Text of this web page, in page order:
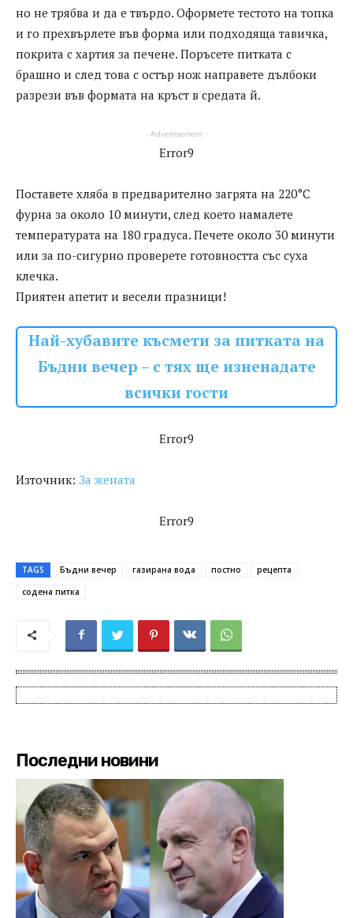
но не трябва и да е твърдо. Оформете тестото на топка
и го прехвърлете във форма или подходяща тавичка,
покрита с хартия за печене. Поръсете питката с
брашно и след това с остър нож направете дълбоки
разрези във формата на кръст в средата й.
- Advertisement -
Error9
Поставете хляба в предварително загрята на 220°C
фурна за около 10 минути, след което намалете
температурата на 180 градуса. Печете около 30 минути
или за по-сигурно проверете готовността със суха
клечка.
Приятен апетит и весели празници!
Най-хубавите късмети за питката на
Бъдни вечер – с тях ще изненадате
всички гости
Error9
Източник: За жената
Error9
TAGS Бъдни вечер газирана вода постно
рецепта
содена питка
Последни новини